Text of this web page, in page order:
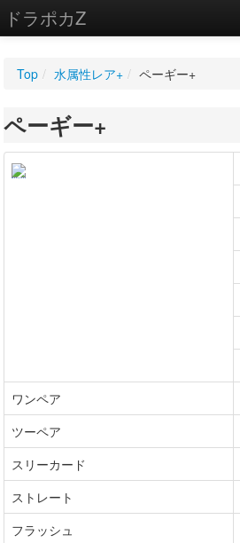
ドラポカZ
WIKI
設定
Top / 水属性レア+ / ペーギー+
ペーギー+
ワンペア
ツーペア
スリーカード
ストレート
フラッシュ